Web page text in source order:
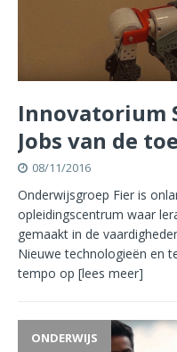
Innovatorium
Jobs van de
08/11/2016
Onderwijsgroep Fier is
opleidingscentrum waar
gemaakt in de
Nieuwe technologieën en
tempo op [lees meer]
ONDERWIJS